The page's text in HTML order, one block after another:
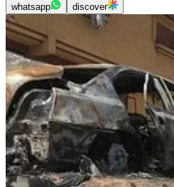
whatsapp discover